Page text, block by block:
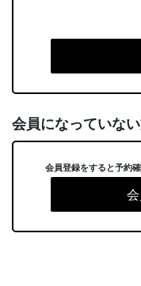
会員になっていな
会員登録をすると予約